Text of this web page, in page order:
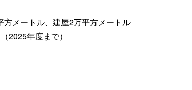
方メートル、建屋2万平方メートル
2025年度まで）